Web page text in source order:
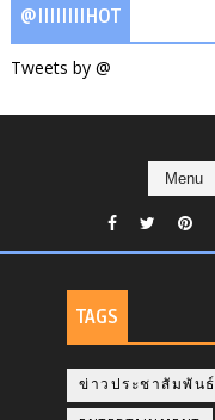
@IIIIIIIIHOT
Tweets by @
TAGS
ข่าวประชาสัมพันธ์